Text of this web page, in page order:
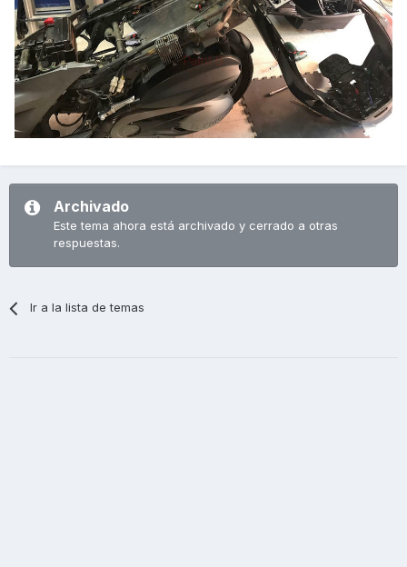
caso tenía toda la pinta de un mal contacto. Siguiendo el
rastro del famoso cable verde-amarillo llegué a otro
conector (está debajo del carenado lateral derecho, como
a la altura de la mitad del asiento). Un poco de 3 en 1
especial para contactos eléctricos y un repaso con un
bastoncillo de algodón y luz de freno funcionando
perfectamente.
buen aperitivo…
Saludos
Archivado
Este tema ahora está archivado y cerrado a otras
respuestas.
Ir a la lista de temas